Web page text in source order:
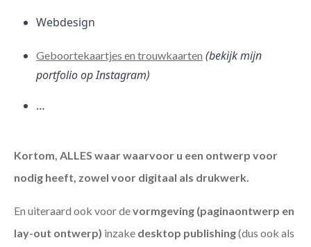
Webdesign
Geboortekaartjes en trouwkaarten (bekijk mijn
portfolio op Instagram)
…
Kortom, ALLES waar waarvoor u een ontwerp voor
nodig heeft, zowel voor digitaal als drukwerk.
En uiteraard ook voor devormgeving (paginaontwerp en
lay-out ontwerp) inzake desktop publishing(dus ook als